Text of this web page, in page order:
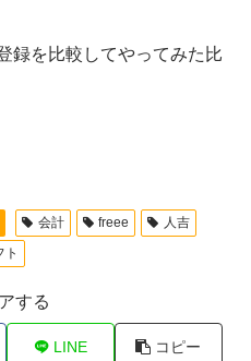
録を比較してやってみた比
会計 freee
人吉
ト
する
LINE コピー